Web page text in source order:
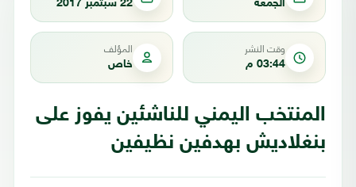
الجمعة 22 سبتمبر 2017
وقت النشر
03:44 م
المؤلف
خاص
المنتخب اليمني للناشئين يفوز على
بنغلاديش بهدفين نظيفين